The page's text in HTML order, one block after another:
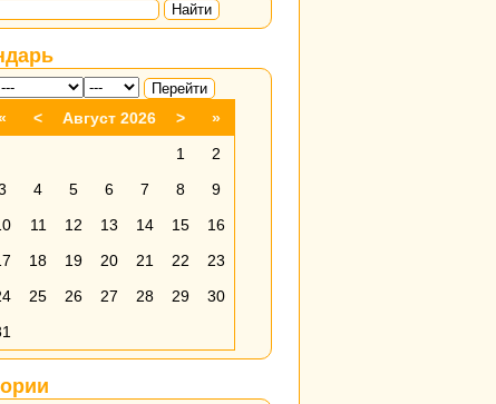
Найти
< Август 2026 >
»
1
2
4 5 6 7 8
9
11 12 13 14 15
16
18 19 20 21 22
23
25 26 27 28 29
30